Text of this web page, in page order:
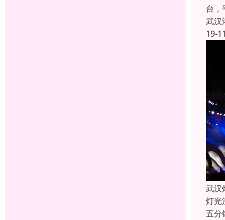
台，
武汉
19-
武汉
灯光
五分